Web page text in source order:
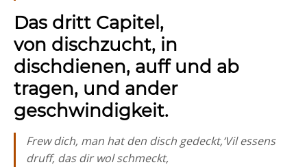
Das dritt Capitel,
von dischzucht, in
dischdienen, auff und ab
tragen, und ander
geschwindigkeit.
Frew dich, man hat den disch gedeckt,‘Vil essens
druff, das dir wol schmeckt,